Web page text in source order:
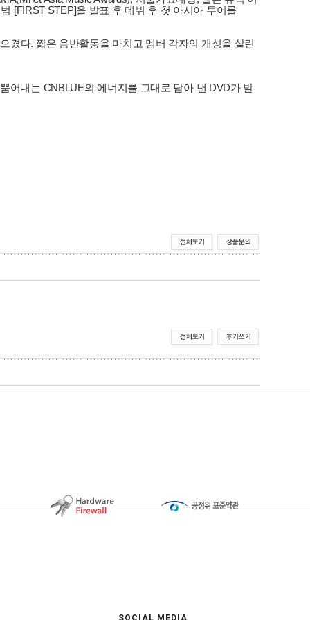
[FIRST STEP]을 발표 후 데뷔 후 첫 아시아 투어를
켰다. 짧은 음반활동을 마치고 멤버 각자의 개성을 살린
어내는 CNBLUE의 에너지를 그대로 담아 낸 DVD가 발
SOCIAL MEDIA